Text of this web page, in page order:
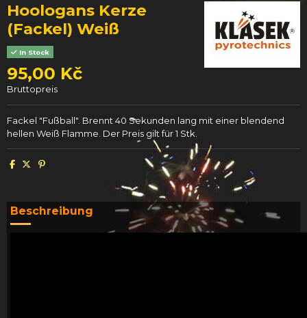
Hoologans Kerze
(Fackel) Weiß
In Stock
95,00 Kč
Bruttopreis
Fackel "Fußball". Brennt 40 Sekunden lang mit einer blendend
hellen Weiß Flamme. Der Preis gilt für 1 Stk.
Beschreibung